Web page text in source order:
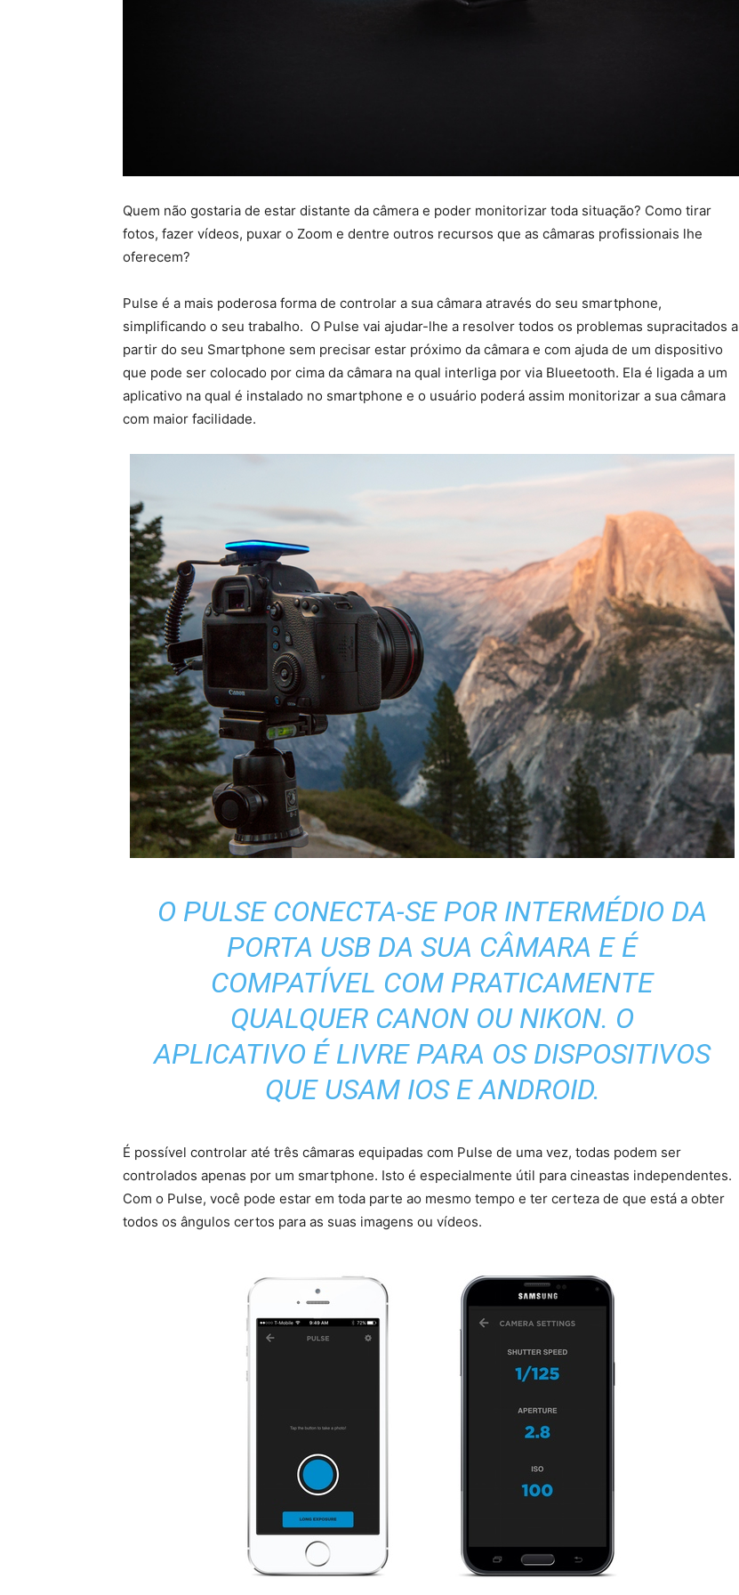
Quem não gostaria de estar distante da câmera e poder monitorizar toda situação? Como tirar
fotos, fazer vídeos, puxar o Zoom e dentre outros recursos que as câmaras profissionais lhe
oferecem?
Pulse é a mais poderosa forma de controlar a sua câmara através do seu smartphone,
simplificando o seu trabalho. O Pulse vai ajudar-lhe a resolver todos os problemas supracitados a
partir do seu Smartphone sem precisar estar próximo da câmara e com ajuda de um dispositivo
que pode ser colocado por cima da câmara na qual interliga por via Blueetooth. Ela é ligada a um
aplicativo na qual é instalado no smartphone e o usuário poderá assim monitorizar a sua câmara
com maior facilidade.
O PULSE CONECTA-SE POR INTERMÉDIO DA
PORTA USB DA SUA CÂMARA E É
COMPATÍVEL COM PRATICAMENTE
QUALQUER CANON OU NIKON. O
APLICATIVO É LIVRE PARA OS DISPOSITIVOS
QUE USAM IOS E ANDROID.
É possível controlar até três câmaras equipadas com Pulse de uma vez, todas podem ser
controlados apenas por um smartphone. Isto é especialmente útil para cineastas independentes.
Com o Pulse, você pode estar em toda parte ao mesmo tempo e ter certeza de que está a obter
todos os ângulos certos para as suas imagens ou vídeos.